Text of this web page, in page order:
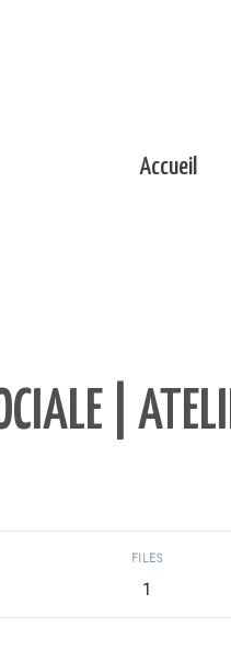
Accueil
|
FILES
1